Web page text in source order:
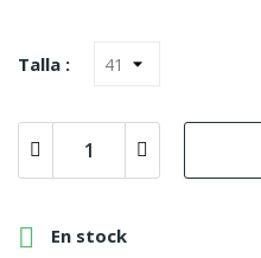
Talla :
 En stock